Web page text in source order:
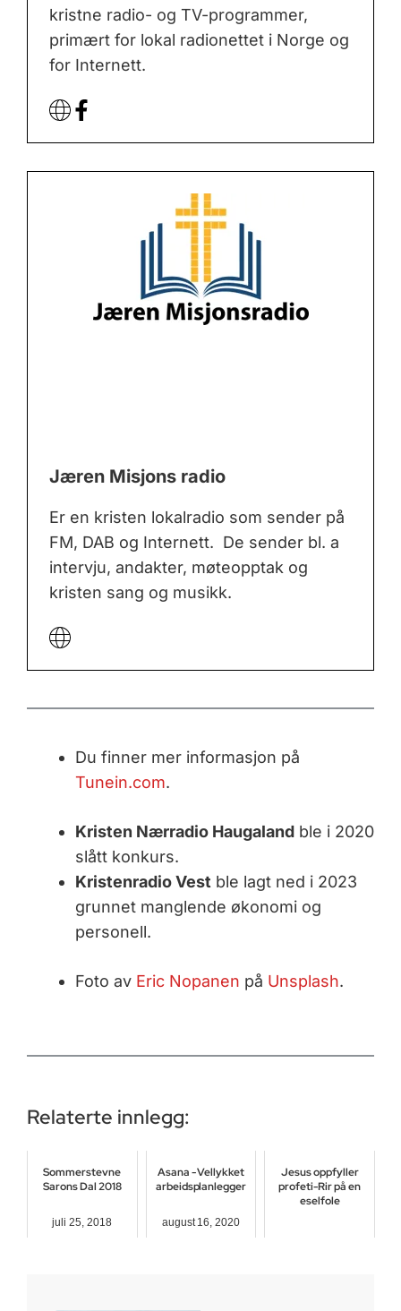
kristne radio- og TV-programmer,
primært for lokal radionettet i Norge og
for Internett.
Jæren Misjons radio
Er en kristen lokalradio som sender på
FM, DAB og Internett. De sender bl. a
intervju, andakter, møteopptak og
kristen sang og musikk.
Du finner mer informasjon på
Tunein.com.
Kristen Nærradio Haugalandble i 2020
slått konkurs.
Kristenradio Vest ble lagt ned i 2023
grunnet manglende økonomi og
personell.
Foto av Eric Nopanen på Unsplash.
Relaterte innlegg:
Sommerstevne
Sarons Dal 2018
juli 25, 2018
Asana - Vellykket
arbeidsplanlegger
august 16, 2020
Jesus oppfyller
profeti-Rir på en
eselfole